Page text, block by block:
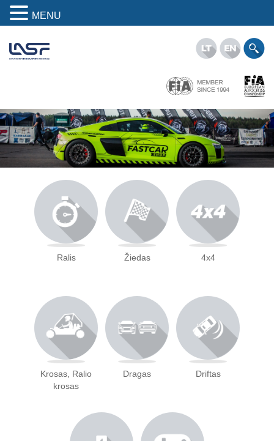
Ralis Žiedas 4x4
Krosas, Ralio
krosas
Dragas Driftas
MENU